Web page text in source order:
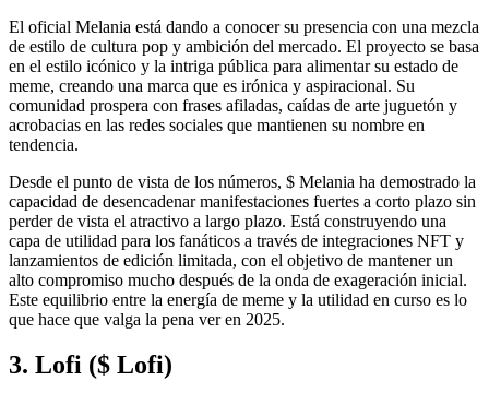
El oficial Melania está dando a conocer su presencia con una mezcla
de estilo de cultura pop y ambición del mercado. El proyecto se basa
en el estilo icónico y la intriga pública para alimentar su estado de
meme, creando una marca que es irónica y aspiracional. Su
comunidad prospera con frases afiladas, caídas de arte juguetón y
acrobacias en las redes sociales que mantienen su nombre en
tendencia.
Desde el punto de vista de los números, $ Melania ha demostrado la
capacidad de desencadenar manifestaciones fuertes a corto plazo sin
perder de vista el atractivo a largo plazo. Está construyendo una
capa de utilidad para los fanáticos a través de integraciones NFT y
lanzamientos de edición limitada, con el objetivo de mantener un
alto compromiso mucho después de la onda de exageración inicial.
Este equilibrio entre la energía de meme y la utilidad en curso es lo
que hace que valga la pena ver en 2025.
3. Lofi ($ Lofi)